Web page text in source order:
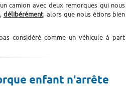
camion avec deux remorques qui nous
délibérément, alors que nous étions bien
considéré comme un véhicule à part
enfant n'arrête